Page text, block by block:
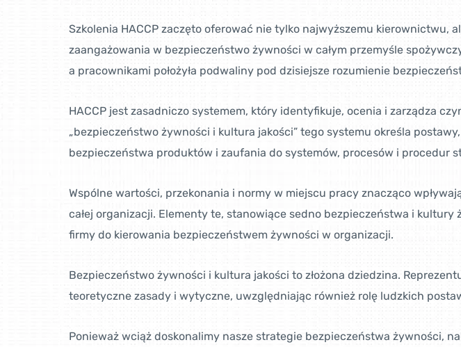
Szkolenia HACCP zaczęto oferować nie tylko najwyższemu kierownictwu,
zaangażowania w bezpieczeństwo żywności w całym przemyśle
a pracownikami położyła podwaliny pod dzisiejsze rozumienie
HACCP jest zasadniczo systemem, który identyfikuje, ocenia i zarządza
„bezpieczeństwo żywności i kultura jakości” tego systemu określa
bezpieczeństwa produktów i zaufania do systemów, procesów i procedur
Wspólne wartości, przekonania i normy w miejscu pracy znacząco
całej organizacji. Elementy te, stanowiące sedno bezpieczeństwa i
firmy do kierowania bezpieczeństwem żywności w organizacji.
Bezpieczeństwo żywności i kultura jakości to złożona dziedzina.
teoretyczne zasady i wytyczne, uwzględniając również rolę ludzkich
Ponieważ wciąż doskonalimy nasze strategie bezpieczeństwa żywności,